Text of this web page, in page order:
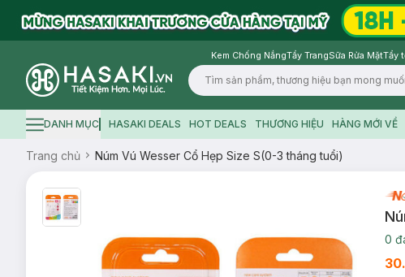
Kem Chống NắngTẩy TrangSữa Rửa MặtTẩy
Logo
Hamburger icon
DANH MỤC HASAKI DEALS HOT DEALS THƯƠNG HIỆU HÀNG MỚI VỀ
Trang chủ Núm Vú Wesser Cổ Hẹp Size S(0-3 tháng tuổi)
0